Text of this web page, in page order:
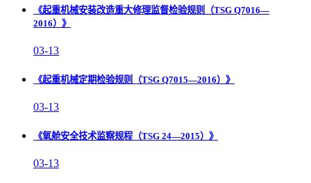
《起重机械安装改造重大修理监督检验规则（TSG Q7016—
2016）》
03-13
《起重机械定期检验规则（TSG Q7015—2016）》
03-13
《氧舱安全技术监察规程（TSG 24—2015）》
03-13